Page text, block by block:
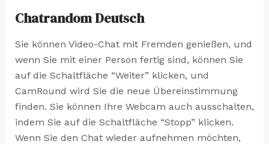
Chatrandom Deutsch
Sie können Video-Chat mit Fremden genießen, und
wenn Sie mit einer Person fertig sind, können Sie
auf die Schaltfläche “Weiter” klicken, und
CamRound wird Sie die neue Übereinstimmung
finden. Sie können Ihre Webcam auch ausschalten,
indem Sie auf die Schaltfläche “Stopp” klicken.
Wenn Sie den Chat wieder aufnehmen möchten,